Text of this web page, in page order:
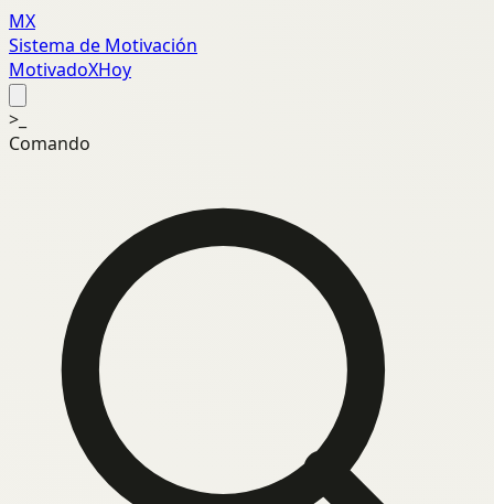
MX
Sistema de Motivación
MotivadoXHoy
>_
Comando